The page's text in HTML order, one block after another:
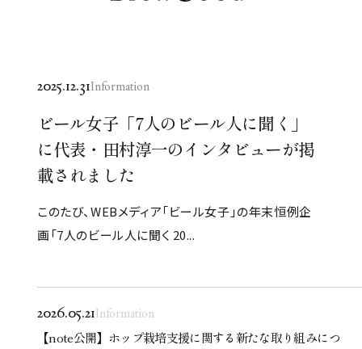
2025.12.31Information
ビール女子「7人のビール人に聞く」
に代表・田村淳一のインタビューが掲
載されました
このたび、WEBメディア「ビール女子」の年末恒例企
画「7人のビール人に聞く 20...
2026.05.21 Information
【note公開】ホップ栽培支援に関する新たな取り組みにつ